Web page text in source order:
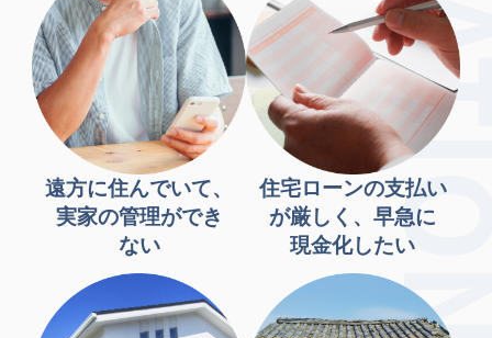
遠方に住んでいて、
実家の管理ができ
ない
住宅ローンの支払い
が厳しく、早急に
現金化したい